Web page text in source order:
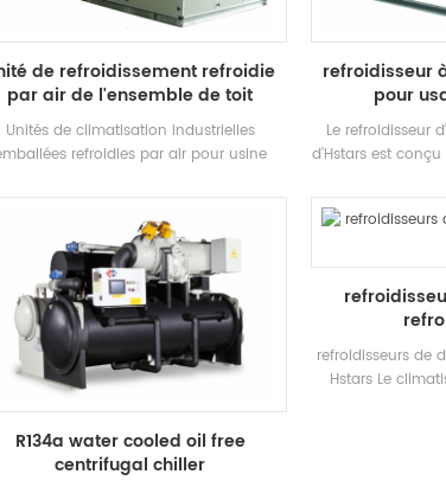
de refroidissement refroidie
par air de l'ensemble de toit
Unités de climatisation industrielles
refroidies par air pour usine
des solutions pour l'industrie
l'industrie électronique,
l'industrie automobile, l'imprimerie et
l'industrie alimentaire, les bâtiments
commerciaux, le traitement VOC et la
de l'environnement, la qualité de
l'air intérieur, la ventilation marine
refroidisseur
pour
Le refroidisseur
d’Hstars est
en option
industriel. haute
R134a water cooled oil free
centrifugal chiller
refroidisseurs de
Hstars Le